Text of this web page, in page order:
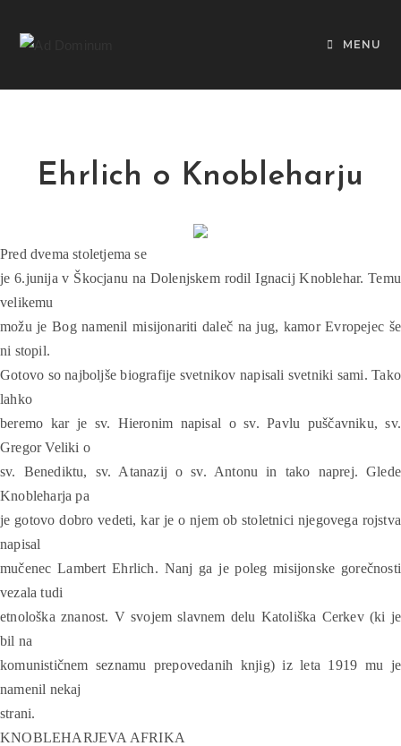
MENU
Ehrlich o Knobleharju
Pred dvema stoletjema se
je 6.junija v Škocjanu na Dolenjskem rodil Ignacij Knoblehar. Temu
velikemu
možu je Bog namenil misijonariti daleč na jug, kamor Evropejec še
ni stopil.
Gotovo so najboljše biografije svetnikov napisali svetniki sami. Tako
lahko
beremo kar je sv. Hieronim napisal o sv. Pavlu puščavniku, sv.
Gregor Veliki o
sv. Benediktu, sv. Atanazij o sv. Antonu in tako naprej. Glede
Knobleharja pa
je gotovo dobro vedeti, kar je o njem ob stoletnici njegovega rojstva
napisal
mučenec Lambert Ehrlich. Nanj ga je poleg misijonske gorečnosti
vezala tudi
etnološka znanost. V svojem slavnem delu Katoliška Cerkev (ki je
bil na
komunističnem seznamu prepovedanih knjig) iz leta 1919 mu je
namenil nekaj
strani.
KNOBLEHARJEVA AFRIKA